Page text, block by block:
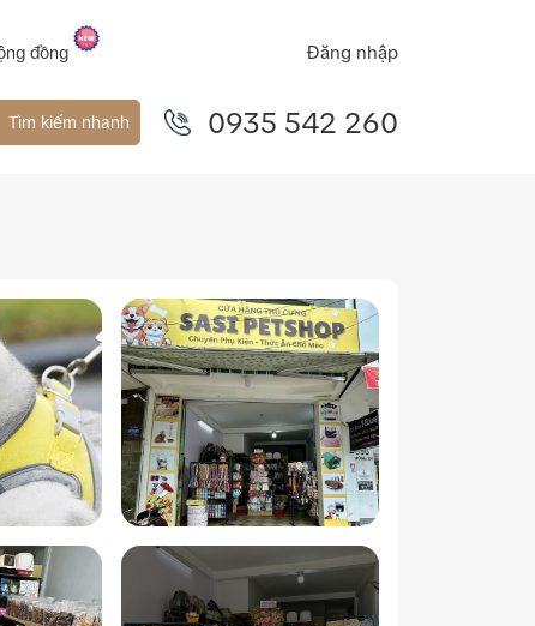
đồng Đăng nhập
Tìm kiếm nhanh 0935 542 260